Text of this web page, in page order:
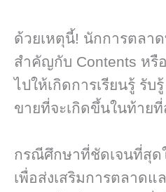
ด้วยเหตุนี้! นักการตลา
สำคัญกับ Contents หรื
ไปให้เกิดการเรียนรู้ รับ
ขายที่จะเกิดขึ้นในท้าย
กรณีศึกษาที่ชัดเจนที่สุด
เพื่อส่งเสริมการตลาดแ